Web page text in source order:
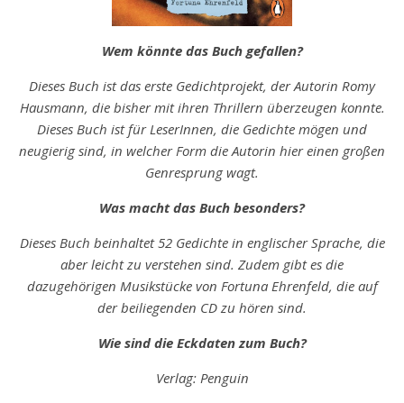
Wem könnte das Buch gefallen?
Dieses Buch ist das erste Gedichtprojekt, der Autorin Romy
Hausmann, die bisher mit ihren Thrillern überzeugen konnte.
Dieses Buch ist für LeserInnen, die Gedichte mögen und
neugierig sind, in welcher Form die Autorin hier einen großen
Genresprung wagt.
Was macht das Buch besonders?
Dieses Buch beinhaltet 52 Gedichte in englischer Sprache, die
aber leicht zu verstehen sind. Zudem gibt es die
dazugehörigen Musikstücke von Fortuna Ehrenfeld, die auf
der beiliegenden CD zu hören sind.
Wie sind die Eckdaten zum Buch?
Verlag: Penguin